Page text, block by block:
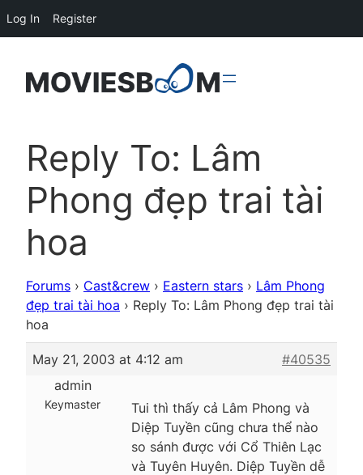
Reply To: Lâm
Phong đẹp trai tài
hoa
Forums › Cast&crew › Eastern stars › Lâm Phong
đẹp trai tài hoa › Reply To: Lâm Phong đẹp trai tài
hoa
May 21, 2003 at 4:12 am
#40535
admin
Keymaster
Tui thì thấy cả Lâm Phong và
Diệp Tuyền cũng chưa thể nào
so sánh được với Cổ Thiên Lạc
và Tuyên Huyên. Diệp Tuyền dễ
Log In Register